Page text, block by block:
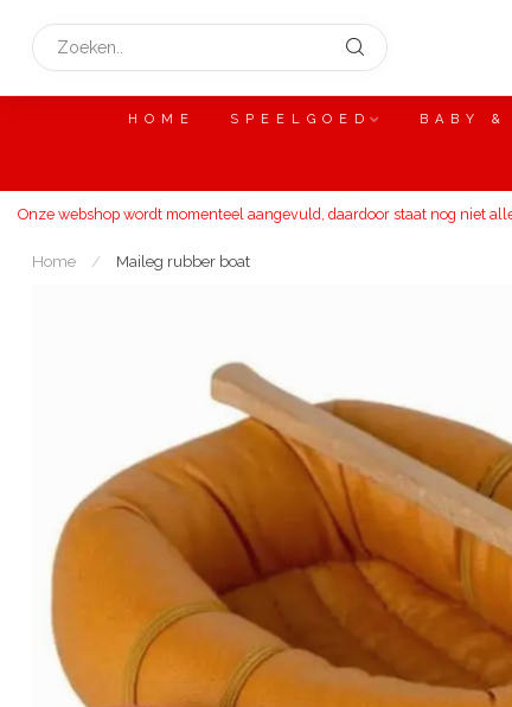
HOME SPEELGOED BABY
Onze webshop wordt momenteel aangevuld, daardoor staat nog niet
Home / Maileg rubber boat